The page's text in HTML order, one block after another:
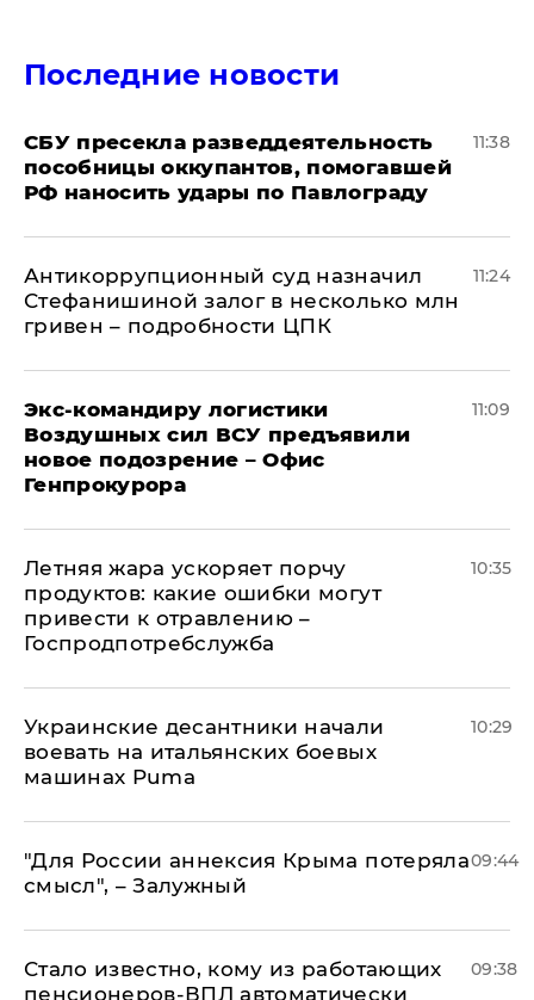
Последние новости
СБУ пресекла разведдеятельность
пособницы оккупантов, помогавшей
РФ наносить удары по Павлограду
11:38
Антикоррупционный суд назначил
Стефанишиной залог в несколько млн
гривен – подробности ЦПК
11:24
Экс-командиру логистики
Воздушных сил ВСУ предъявили
новое подозрение – Офис
Генпрокурора
11:09
Летняя жара ускоряет порчу
продуктов: какие ошибки могут
привести к отравлению –
Госпродпотребслужба
10:35
Украинские десантники начали
воевать на итальянских боевых
машинах Puma
10:29
"Для России аннексия Крыма потеряла
смысл", – Залужный
09:44
Стало известно, кому из работающих
пенсионеров-ВПЛ автоматически
09:38